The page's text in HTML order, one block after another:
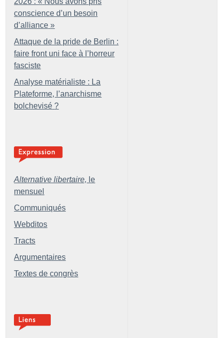
conscience d’un besoin
d’alliance »
Attaque de la pride de Berlin :
faire front uni face à l’horreur
fasciste
Analyse matérialiste : La
Plateforme, l’anarchisme
bolchevisé ?
Alternative libertaire, le
mensuel
Communiqués
Webditos
Tracts
Argumentaires
Textes de congrès